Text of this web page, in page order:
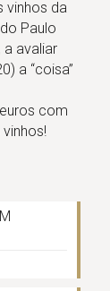
vinhos da
Paulo
a avaliar
a “coisa”
com